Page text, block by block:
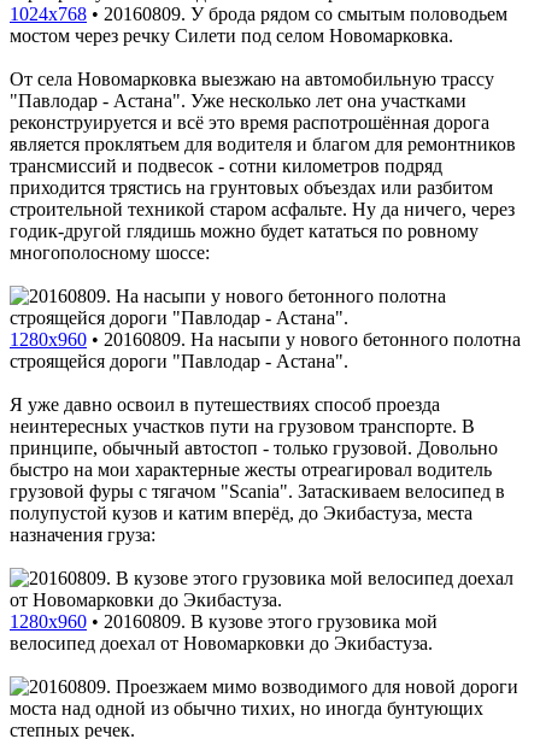
1024x768 • 20160809. У брода рядом со смытым половодьем
мостом через речку Силети под селом Новомарковка.
От села Новомарковка выезжаю на автомобильную трассу
"Павлодар - Астана". Уже несколько лет она участками
реконструируется и всё это время распотрошённая дорога
является проклятьем для водителя и благом для ремонтников
трансмиссий и подвесок - сотни километров подряд
приходится трястись на грунтовых объездах или разбитом
строительной техникой старом асфальте. Ну да ничего, через
годик-другой глядишь можно будет кататься по ровному
многополосному шоссе:
1280x960 • 20160809. На насыпи у нового бетонного полотна
строящейся дороги "Павлодар - Астана".
Я уже давно освоил в путешествиях способ проезда
неинтересных участков пути на грузовом транспорте. В
принципе, обычный автостоп - только грузовой. Довольно
быстро на мои характерные жесты отреагировал водитель
грузовой фуры с тягачом "Scania". Затаскиваем велосипед в
полупустой кузов и катим вперёд, до Экибастуза, места
назначения груза:
1280x960 • 20160809. В кузове этого грузовика мой
велосипед доехал от Новомарковки до Экибастуза.